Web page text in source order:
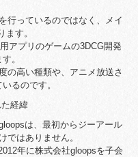
行っているのではなく、メイ
ます。
アプリのゲームの3DCG開発
。
の高い種類や、アニメ放送さ
るのです。
経緯
は、最初からジーアール
ではありません。
年に株式会社gloopsを子会